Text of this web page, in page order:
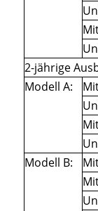
2-jährige
Modell A:
Modell B: